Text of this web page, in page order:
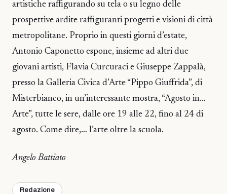
artistiche raffigurando su tela o su legno delle
prospettive ardite raffiguranti progetti e visioni di città
metropolitane. Proprio in questi giorni d’estate,
Antonio Caponetto espone, insieme ad altri due
giovani artisti, Flavia Curcuraci e Giuseppe Zappalà,
presso la Galleria Civica d’Arte “Pippo Giuffrida”, di
Misterbianco, in un’interessante mostra, “Agosto in…
Arte”, tutte le sere, dalle ore 19 alle 22, fino al 24 di
agosto. Come dire,… l’arte oltre la scuola.
Angelo Battiato
Redazione